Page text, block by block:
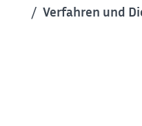
Verfahren und